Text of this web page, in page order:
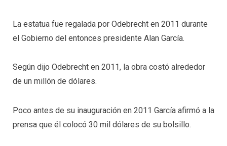
La estatua fue regalada por Odebrecht en 2011 durante
el Gobierno del entonces presidente Alan García.
Según dijo Odebrecht en 2011, la obra costó alrededor
de un millón de dólares.
Poco antes de su inauguración en 2011 García afirmó a la
prensa que él colocó 30 mil dólares de su bolsillo.